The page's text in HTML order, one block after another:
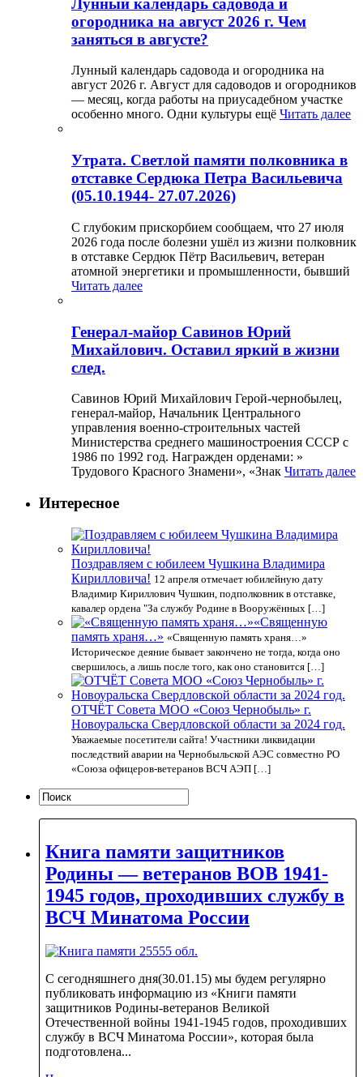
огородника на август 2026 г. Чем
заняться в августе?
Лунный календарь садовода и огородника на
август 2026 г. Август для садоводов и огородников
— месяц, когда работы на приусадебном участке
особенно много. Одни культуры ещё Читать далее
Утрата. Светлой памяти полковника в
отставке Сердюка Петра Васильевича
(05.10.1944- 27.07.2026)
С глубоким прискорбием сообщаем, что 27 июля
2026 года после болезни ушёл из жизни полковник
в отставке Сердюк Пётр Васильевич, ветеран
атомной энергетики и промышленности, бывший
Читать далее
Генерал-майор Савинов Юрий
Михайлович. Оставил яркий в жизни
след.
Савинов Юрий Михайлович Герой-чернобылец,
генерал-майор, Начальник Центрального
управления военно-строительных частей
Министерства среднего машиностроения СССР с
1986 по 1992 год. Награжден орденами: »
Трудового Красного Знамени», «Знак Читать далее
Интересное
Поздравляем с юбилеем Чушкина Владимира
Кирилловича! 12 апреля отмечает юбилейную дату
Владимир Кириллович Чушкин, подполковник в отставке,
кавалер ордена "За службу Родине в Вооружённых […]
«Священную
память храня…» «Священную память храня…»
Историческое деяние бывает закончено не тогда, когда оно
свершилось, а лишь после того, как оно становится […]
ОТЧЁТ Совета МОО «Союз Чернобыль» г.
Новоуральска Свердловской области за 2024 год.
Уважаемые посетители сайта! Участники ликвидации
последствий аварии на Чернобыльской АЭС совместно РО
«Союза офицеров-ветеранов ВСЧ АЭП […]
Книга памяти защитников
Родины — ветеранов ВОВ 1941-
1945 годов, проходивших службу в
ВСЧ Минатома России
С сегодняшнего дня(30.01.15) мы будем регулярно
публиковать информацию из «Книги памяти
защитников Родины-ветеранов Великой
Отечественной войны 1941-1945 годов, проходивших
службу в ВСЧ Минатома России», которая была
подготовлена...